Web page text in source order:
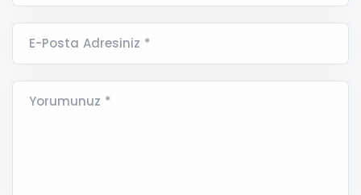
E-Posta Adresiniz *
Yorumunuz *